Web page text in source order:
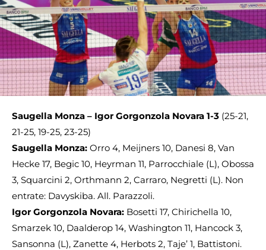
Saugella Monza – Igor Gorgonzola Novara 1-3 (25-21,
21-25, 19-25, 23-25)
Saugella Monza: Orro 4, Meijners 10, Danesi 8, Van
Hecke 17, Begic 10, Heyrman 11, Parrocchiale (L), Obossa
3, Squarcini 2, Orthmann 2, Carraro, Negretti (L). Non
entrate: Davyskiba. All. Parazzoli.
Igor Gorgonzola Novara: Bosetti 17, Chirichella 10,
Smarzek 10, Daalderop 14, Washington 11, Hancock 3,
Sansonna (L), Zanette 4, Herbots 2, Taje’ 1, Battistoni.